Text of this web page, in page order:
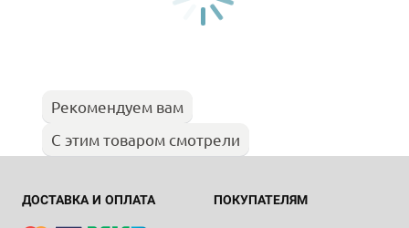
Рекомендуем вам
С этим товаром смотрели
ДОСТАВКА И ОПЛАТА ПОКУПАТЕЛЯМ